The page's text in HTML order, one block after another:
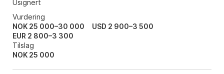
Usignert
Vurdering
NOK 25 000–30 000
USD 2 900–3 500
EUR 2 800–3 300
Tilslag
NOK 25 000